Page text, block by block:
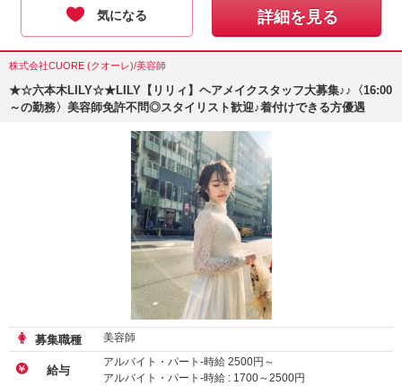
気になる 詳細を見る
株式会社CUORE (クオーレ)/美容師
★☆六本木LILY☆★LILY【リリィ】ヘアメイクスタッフ大募集♪♪〈16:00
～の勤務〉美容師免許不問◎スタイリスト歓迎♪着付けできる方優遇
募集職種 美容師
給与
アルバイト・パート-時給 2500円～
アルバイト・パート-時給 : 1700～2500円